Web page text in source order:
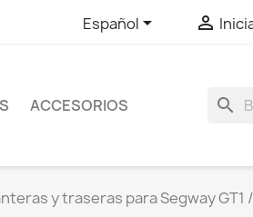
Español 
ACCESORIOS search
y traseras para Segway GT1 /